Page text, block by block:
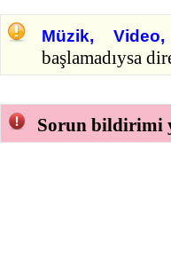
Müzik,
başlamadıysa
Sorun bildirimi